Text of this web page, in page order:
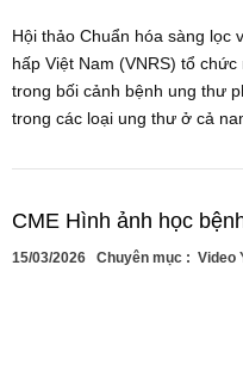
Hội thảo Chuẩn hóa sàng lọc
hấp Việt Nam (VNRS) tổ
trong bối cảnh bệnh ung thư
trong các loại ung thư ở cả
CME Hình ảnh học
15/03/2026 Chuyên mục : Video